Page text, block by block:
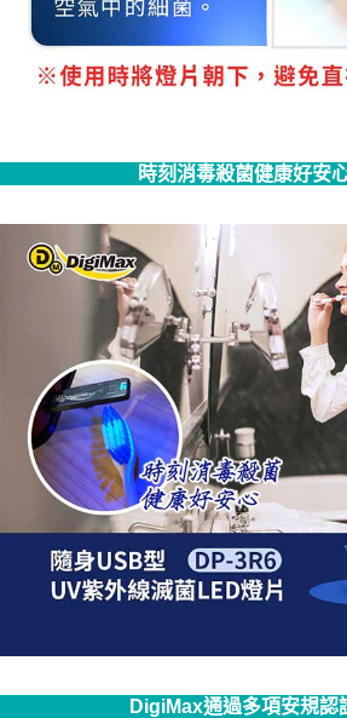
時刻消毒殺菌健康好安
DigiMax通過多項安規認